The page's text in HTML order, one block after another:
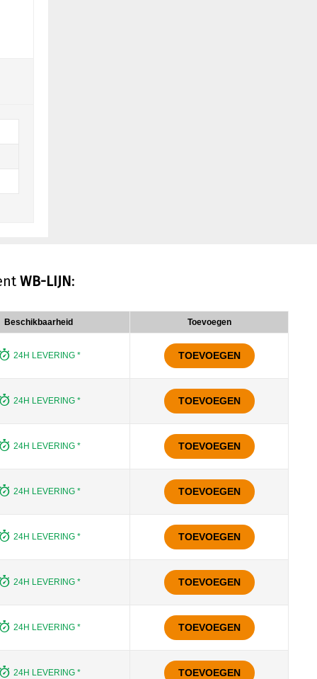
WB-LIJN:
Beschikbaarheid Toevoegen
24H LEVERING * TOEVOEGEN
24H LEVERING * TOEVOEGEN
24H LEVERING * TOEVOEGEN
24H LEVERING * TOEVOEGEN
24H LEVERING * TOEVOEGEN
24H LEVERING * TOEVOEGEN
24H LEVERING * TOEVOEGEN
24H LEVERING * TOEVOEGEN